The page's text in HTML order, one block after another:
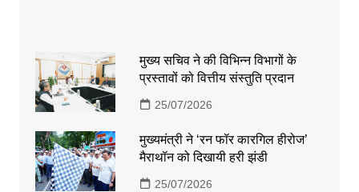
मुख्य सचिव ने की विभिन्न विभागों के
प्रस्तावों को वित्तीय संस्तुति प्रदान
25/07/2026
मुख्यमंत्री ने ‘रन फॉर कारगिल हीरोज’
मैराथॉन को दिखायी हरी झंडी
25/07/2026